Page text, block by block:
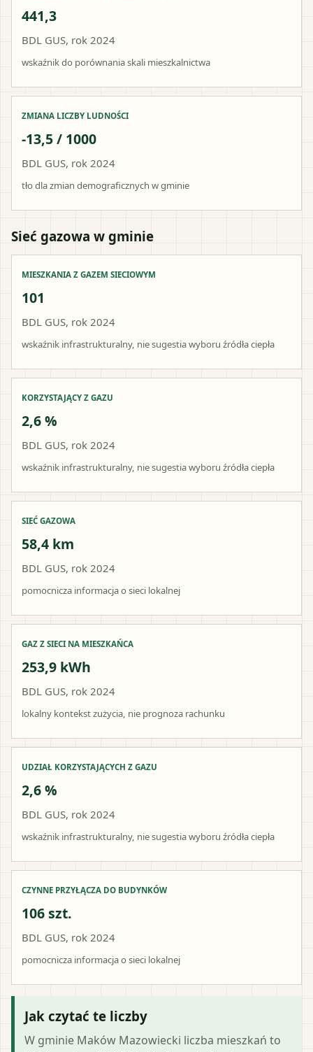
441,3
BDL GUS, rok 2024
wskaźnik do porównania skali mieszkalnictwa
ZMIANA LICZBY LUDNOŚCI
-13,5 / 1000
BDL GUS, rok 2024
tło dla zmian demograficznych w gminie
Sieć gazowa w gminie
MIESZKANIA Z GAZEM SIECIOWYM
101
BDL GUS, rok 2024
wskaźnik infrastrukturalny, nie sugestia wyboru źródła ciepła
KORZYSTAJĄCY Z GAZU
2,6 %
BDL GUS, rok 2024
wskaźnik infrastrukturalny, nie sugestia wyboru źródła ciepła
SIEĆ GAZOWA
58,4 km
BDL GUS, rok 2024
pomocnicza informacja o sieci lokalnej
GAZ Z SIECI NA MIESZKAŃCA
253,9 kWh
BDL GUS, rok 2024
lokalny kontekst zużycia, nie prognoza rachunku
UDZIAŁ KORZYSTAJĄCYCH Z GAZU
2,6 %
BDL GUS, rok 2024
wskaźnik infrastrukturalny, nie sugestia wyboru źródła ciepła
CZYNNE PRZYŁĄCZA DO BUDYNKÓW
106 szt.
BDL GUS, rok 2024
pomocnicza informacja o sieci lokalnej
Jak czytać te liczby
W gminie Maków Mazowiecki liczba mieszkań to